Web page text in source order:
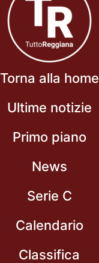
Torna alla home
Ultime notizie
Primo piano
News
Serie C
Calendario
Classifica